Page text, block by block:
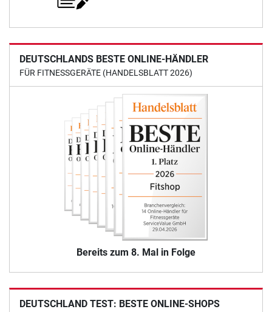
DEUTSCHLANDS BESTE ONLINE-HÄNDLER
FÜR FITNESSGERÄTE (HANDELSBLATT 2026)
Bereits zum 8. Mal in Folge
DEUTSCHLAND TEST: BESTE ONLINE-SHOPS